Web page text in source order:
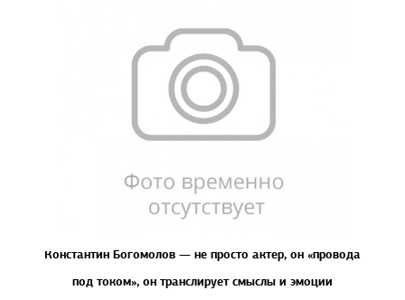
Константин Богомолов — не просто актер, он «провода
под током», он транслирует смыслы и эмоции